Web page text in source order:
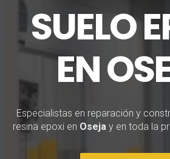
SUELO
EN
Especialistas en reparación y
resina epoxi en Osejay en toda la